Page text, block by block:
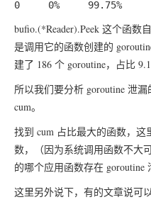
bufio.(*Reader).Peek 这个函数
是调用它的函数创建的
建了 186 个 goroutine，占比
所以我们要分析 goroutine 泄
cum。
找到 cum 占比最大的函数，
数，（因为系统调用函数不大
的哪个应用函数存在 goroutine
这里另外说下，有的文章说可